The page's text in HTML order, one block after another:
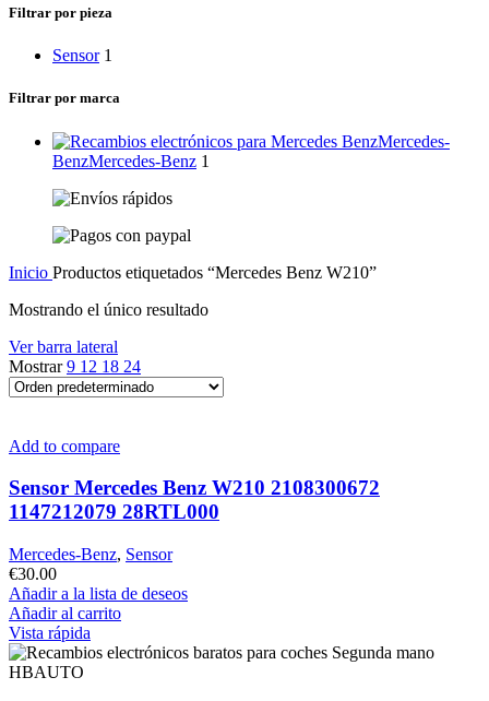
Filtrar por pieza
Sensor 1
Filtrar por marca
Mercedes-
BenzMercedes-Benz 1
Inicio Productos etiquetados “Mercedes Benz W210”
Mostrando el único resultado
Ver barra lateral
Mostrar9 12 18 24
Add to compare
Sensor Mercedes Benz W210 2108300672
1147212079 28RTL000
Mercedes-Benz, Sensor
€30.00
Añadir a la lista de deseos
Añadir al carrito
Vista rápida